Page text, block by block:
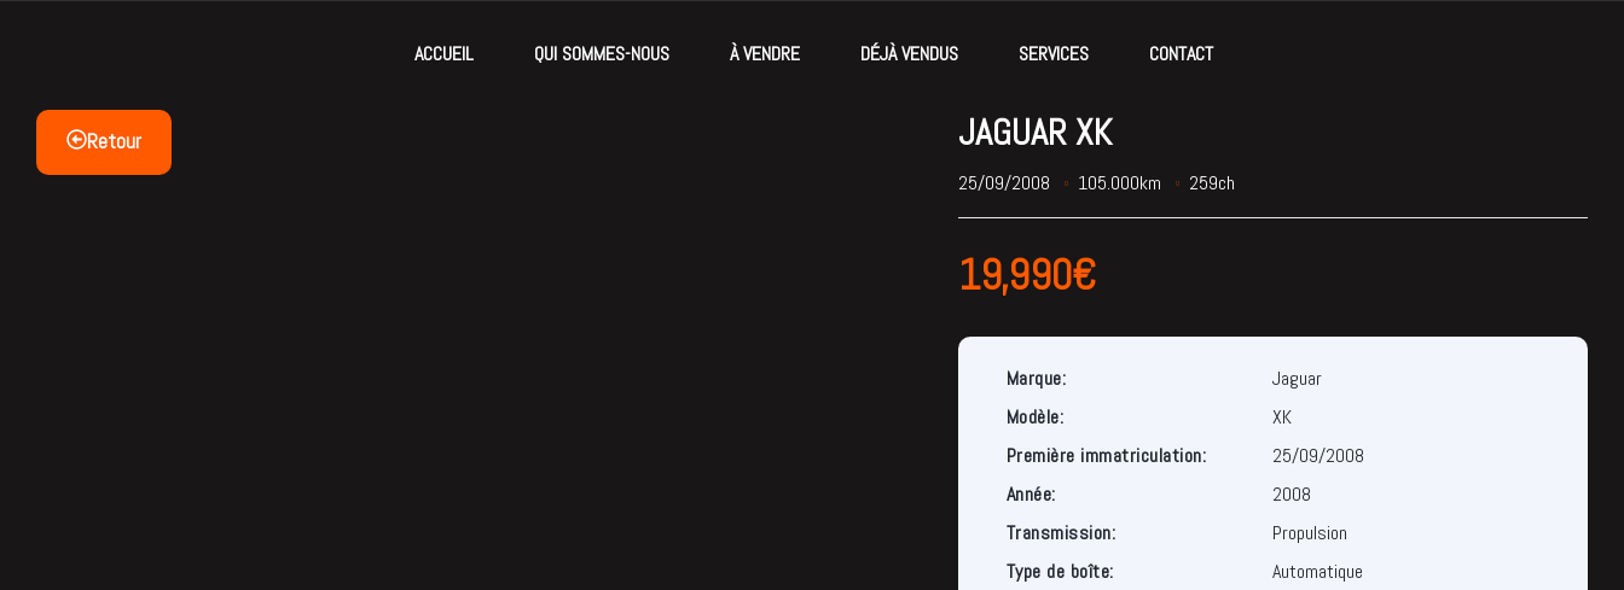
ACCUEIL QUI SOMMES-NOUS À VENDRE DÉJÀ VENDUS SERVICES CONTACT
Retour JAGUAR XK
25/09/2008 105.000km 259ch
19,990€
Marque:
Jaguar
Modèle:
XK
Première immatriculation:
25/09/2008
Année:
2008
Transmission:
Propulsion
Type de boîte:
Automatique